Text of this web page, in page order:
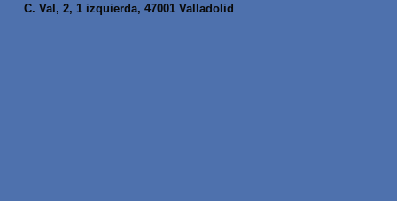
C. Val, 2, 1 izquierda, 47001 Valladolid